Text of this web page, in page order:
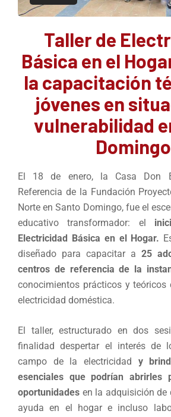
Taller de
Básica en el
la capacitación
jóvenes en
vulnerabilidad
Domingo
El 18 de enero, la Casa Don
Referencia de la Fundación
Norte en Santo Domingo, fue el
educativo transformador: el
Electricidad Básica en el Hogar.
diseñado para capacitar a 25
centros de referencia de la
conocimientos prácticos y
electricidad doméstica.
El taller, estructurado en dos
finalidad despertar el interés de
campo de la electricidad y
esenciales que podrían abrirles
oportunidades en la adquisición de
ayuda en el hogar e incluso